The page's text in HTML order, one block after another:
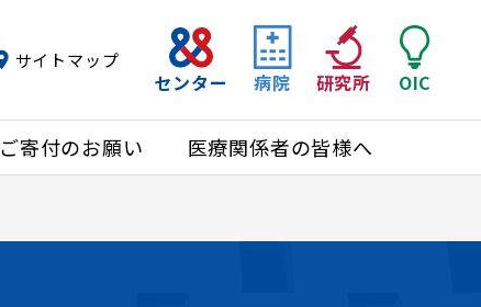
ご寄付のお願い 医療関係者の皆様へ
センター 病院 研究所 OIC
サイトマップ